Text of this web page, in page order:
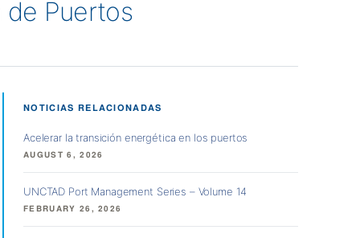
de Puertos
NOTICIAS RELACIONADAS
Acelerar la transición energética en los puertos
AUGUST 6, 2026
UNCTAD Port Management Series – Volume 14
FEBRUARY 26, 2026